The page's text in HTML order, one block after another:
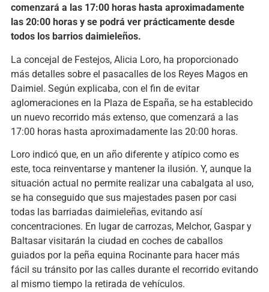
comenzará a las 17:00 horas hasta aproximadamente
las 20:00 horas y se podrá ver prácticamente desde
todos los barrios daimieleños.
La concejal de Festejos, Alicia Loro, ha proporcionado
más detalles sobre el pasacalles de los Reyes Magos en
Daimiel. Según explicaba, con el fin de evitar
aglomeraciones en la Plaza de España, se ha establecido
un nuevo recorrido más extenso, que comenzará a las
17:00 horas hasta aproximadamente las 20:00 horas.
Loro indicó que, en un año diferente y atípico como es
este, toca reinventarse y mantener la ilusión. Y, aunque la
situación actual no permite realizar una cabalgata al uso,
se ha conseguido que sus majestades pasen por casi
todas las barriadas daimieleñas, evitando así
concentraciones. En lugar de carrozas, Melchor, Gaspar y
Baltasar visitarán la ciudad en coches de caballos
guiados por la peña equina Rocinante para hacer más
fácil su tránsito por las calles durante el recorrido evitando
al mismo tiempo la retirada de vehículos.